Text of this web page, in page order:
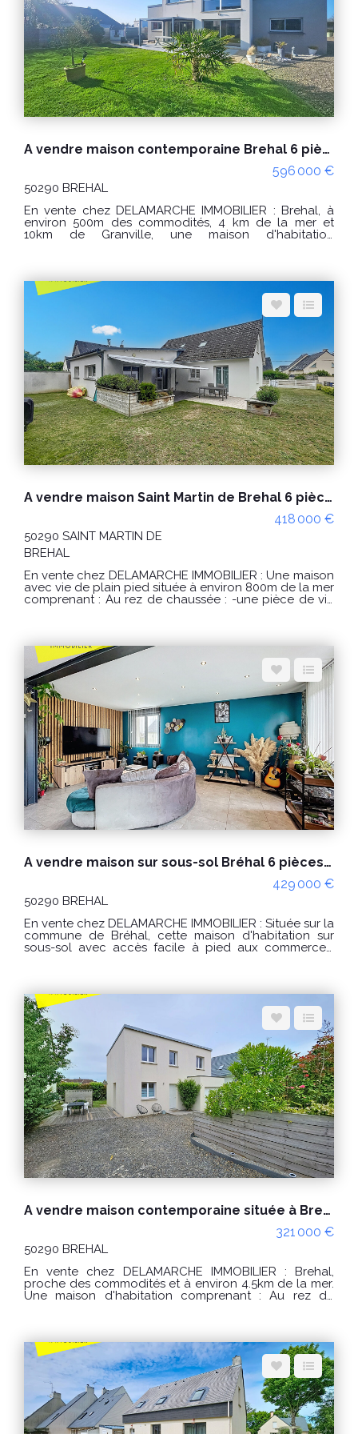
(129) Classe climat : B (7) Montant estimé des
dépenses annuelles d'énergie pour un usage
standard : entre 1790€ et 2470€ / an. Prix moyens des
énergies indexés sur les années 2021, 2022 et 2023
(abonnements compris) "Les informations sur les
risques auxquels ce bien est exposé sont disponibles
sur le site Géorisques : www.georisques.gouv.fr" POUR
VISITER : DELAMARCHE IMMOBILIER, Aurélien Etard au
06.29.76.85.09
A vendre maison contemporaine Brehal 6 pièces proche des commerces
596 000 €
50290 BREHAL
En vente chez DELAMARCHE IMMOBILIER : Brehal, à
environ 500m des commodités, 4 km de la mer et
10km de Granville, une maison d'habitation
chambres dont une avec un placard, - Un dressing
aménagée, - Une salle d'eau avec un W.C, - Une
596000 € Honoraires à la charge du vendeur. Classe
énergie : A (44) Classe climat : A (1) Montant estimé des
dépenses annuelles d'énergie pour un usage
standard : entre 750 € et 1060 € / an. Prix moyens des
énergies indexés sur les années 2021, 2022, 2023
(abonnements compris) conformément à l'arrêté du 31
mars 2021 en vigueur lors de l'établissement du DPE.
"Les informations sur les risques auxquels ce bien est
exposé sont disponibles sur le site Géorisques :
www.georisques.gouv.fr" Pour visiter : Agence
DELAMARCHE IMMO.COM Florian GINARD
A vendre maison Saint Martin de Brehal 6 pièces plage à pied
418 000 €
50290 SAINT MARTIN DE
BREHAL
En vente chez DELAMARCHE IMMOBILIER : Une maison
avec vie de plain pied située à environ 800m de la mer
comprenant : Au rez de chaussée : -une pièce de vie
chambres, -un débarras, -une salle d'eau, -un WC.
Double garage. PRIX : 418 000 € Honoraires à la
charge du vendeur. Classe énergie : D (243) Classe
climat : B (7) Montant estimé des dépenses annuelles
d'énergie pour un usage standard : entre 2300 € et
3160 € / an Prix moyens des énergies indexés sur les
années 2021, 2022 et 2023 (abonnements compris) "Les
informations sur les risques auxquels ce bien est
exposé sont disponibles sur le site Géorisques :
www.georisques.gouv.fr" POUR VISITER : Agence
DELAMARCHE BREHAL ou Florian GINARD 0786274434
A vendre maison sur sous-sol Bréhal 6 pièces - 5 chambres
429 000 €
50290 BREHAL
En vente chez DELAMARCHE IMMOBILIER : Située sur la
commune de Bréhal, cette maison d'habitation sur
sous-sol avec accès facile à pied aux commerces,
entrée sur salon/séjour avec un poêle à bois donnant
sur une belle terrasse sur pilotis de 40m², exposé plein
sud, cuisine aménagée et équipée, deux chambres,
une salle de bain ( baignoire et douche à l'italienne )
et un wc indépendant. A l'étage : palier, trois chambres
et une salle de bain avec wc. Terrain de 600m², arboré
avec bambous et palmiers, cabanon et un belle
espace pour le stationnement de véhicules, bateau
ou camping-car. PRIX : 429 000€ Honoraires à la
charge du vendeur. Réf : 10421AE Classe énergie : C
(70) Classe climat : A (4) Montant estimé des dépenses
annuelles d'énergie pour un usage standard : entre
1270€ et 1770€ / an. Prix moyens des énergies
indexés sur les années 2021, 2022 et 2023
(abonnements compris) "Les informations sur les
risques auxquels ce bien est exposé sont disponibles
06.29.76.85.09
A vendre maison contemporaine située à Brehal
321 000 €
50290 BREHAL
En vente chez DELAMARCHE IMMOBILIER : Brehal,
proche des commodités et à environ 4.5km de la mer.
Une maison d'habitation comprenant : Au rez de
débarras, -un WC. A l'étage : -un palier, -3 chambres, -
un WC, -une salle de bains. Un garage. Le tout sur un
terrain d'environ 334m² PRIX : 321000 € Honoraires à la
charge du vendeur. Classe énergie : A (48) Classe
climat : A (1) Montant estimé des dépenses annuelles
d'énergie pour un usage standard : entre 560 € et 790
€ / an. Prix moyens des énergies indexés sur les
années 2021, 2022 et 2023 (abonnements compris) "Les